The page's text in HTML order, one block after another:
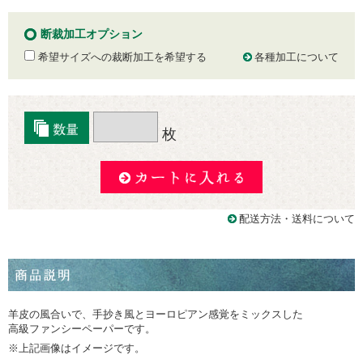
断裁加工オプション
希望サイズへの裁断加工を希望する 各種加工について
枚
配送方法・送料について
羊皮の風合いで、手抄き風とヨーロピアン感覚をミックスした
高級ファンシーペーパーです。
※上記画像はイメージです。